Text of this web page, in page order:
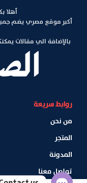
أهلا
أكبر موقع مصري يضم
بالإضافة الي مقالات
روابط سريعة
من نحن
المتجر
المدونة
تواصل معنا